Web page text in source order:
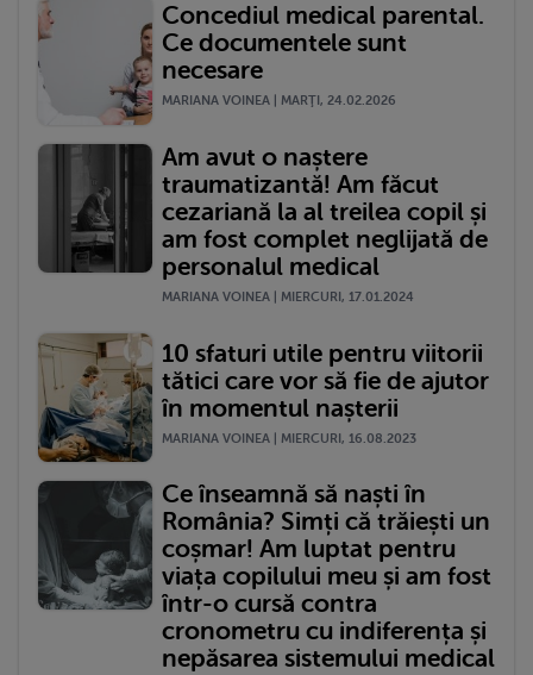
Concediul medical parental.
Ce documentele sunt
necesare
MARIANA VOINEA | MARŢI, 24.02.2026
Am avut o naștere
traumatizantă! Am făcut
cezariană la al treilea copil și
am fost complet neglijată de
personalul medical
MARIANA VOINEA | MIERCURI, 17.01.2024
10 sfaturi utile pentru viitorii
tătici care vor să fie de ajutor
în momentul nașterii
MARIANA VOINEA | MIERCURI, 16.08.2023
Ce înseamnă să naști în
România? Simți că trăiești un
coșmar! Am luptat pentru
viața copilului meu și am fost
într-o cursă contra
cronometru cu indiferența și
nepăsarea sistemului medical